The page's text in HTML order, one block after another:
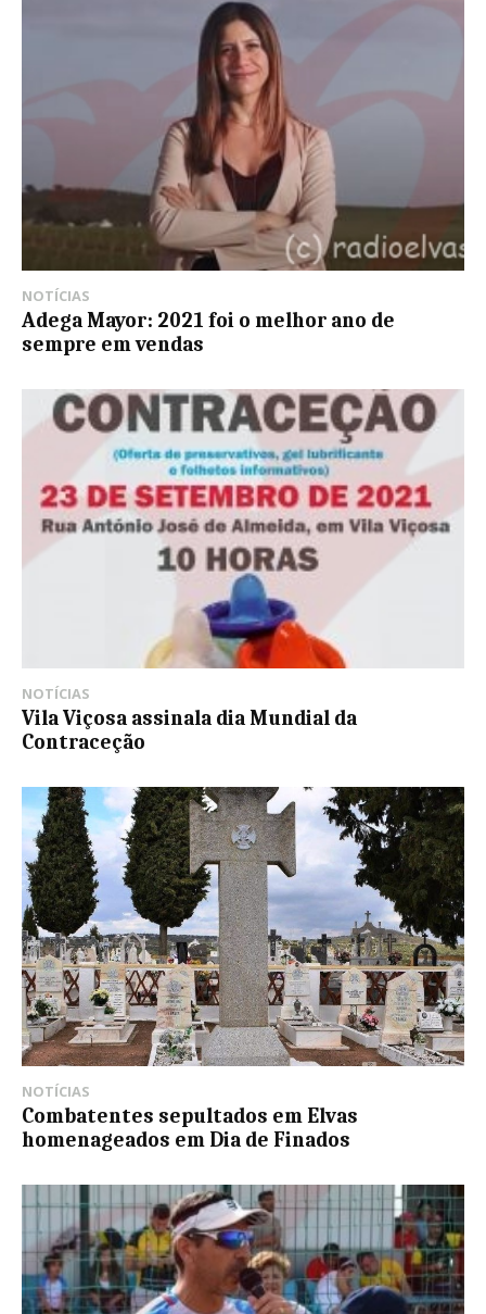
NOTÍCIAS
Adega Mayor: 2021 foi o melhor ano de
sempre em vendas
NOTÍCIAS
Vila Viçosa assinala dia Mundial da
Contraceção
NOTÍCIAS
Combatentes sepultados em Elvas
homenageados em Dia de Finados